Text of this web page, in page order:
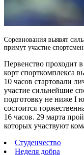
Соревнования выявят
примут участие
Первенство проходит
корт спорткомплекса
10 часов стартовали
участие сильнейшие
подготовку не ниже I
состоится
16 часов. 29 марта
которых участвуют
Студенчество
Неделя добра